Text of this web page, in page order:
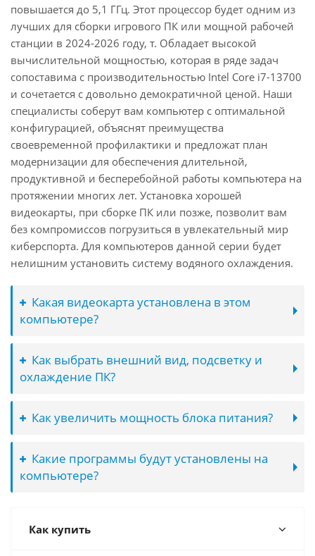
повышается до 5,1 ГГц. Этот процессор будет одним из
лучших для сборки игрового ПК или мощной рабочей
станции в 2024-2026 году, т. Обладает высокой
вычислительной мощностью, которая в ряде задач
сопоставима с производительностью Intel Core i7-13700
и сочетается с довольно демократичной ценой. Наши
специалисты соберут вам компьютер с оптимальной
конфигурацией, объяснят преимущества
своевременной профилактики и предложат план
модернизации для обеспечения длительной,
продуктивной и бесперебойной работы компьютера на
протяжении многих лет. Установка хорошей
видеокарты, при сборке ПК или позже, позволит вам
без компромиссов погрузиться в увлекательный мир
киберспорта. Для компьютеров данной серии будет
нелишним установить систему водяного охлаждения.
Какая видеокарта установлена в этом
компьютере?
Как выбрать внешний вид, подсветку и
охлаждение ПК?
Как увеличить мощность блока питания?
Какие программы будут установлены на
компьютере?
Как купить